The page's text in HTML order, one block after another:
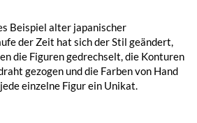
Beispiel alter japanischer
der Zeit hat sich der Stil geändert,
die Figuren gedrechselt, die Konturen
gezogen und die Farben von Hand
einzelne Figur ein Unikat.